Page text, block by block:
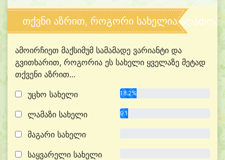
თქვნი აზრით, როგორი სახელია
ამოირჩიეთ მაქსიმუმ სამამადე ვარიანტი და
გვითხარით, როგორია ეს სახელი ყველაზე მეტად
თქვენი აზრით...
უცხო სახელი
18.2%
ლამაზი სახელი 9.1%
მაგარი სახელი
საყვარელი სახელი